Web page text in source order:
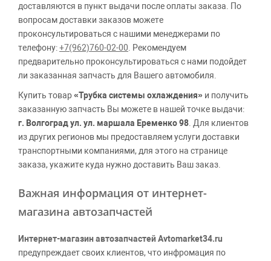
доставляются в пункт выдачи после оплаты заказа. По
вопросам доставки заказов можете
проконсультироваться с нашими менеджерами по
телефону:+7(962)760-02-00 . Рекомендуем
предварительно проконсультироваться с нами подойдет
ли заказанная запчасть для Вашего автомобиля.
Купить товар«Трубка системы охлаждения» и получить
заказанную запчасть Вы можете в нашей точке выдачи:
г. Волгоград ул. ул. маршала Еременко 98 . Для клиентов
из других регионов мы предоставляем услуги доставки
транспортными компаниями, для этого на странице
заказа, укажите куда нужно доставить Ваш заказ.
Важная информация от интернет-
магазина автозапчастей
Интернет-магазин автозапчастей Avtomarket34.ru
предупреждает своих клиентов, что инфромация по